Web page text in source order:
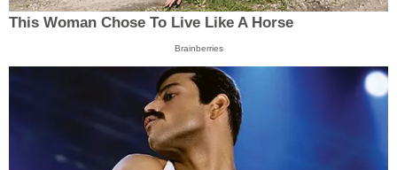
This Woman Chose To Live Like A Horse
Brainberries